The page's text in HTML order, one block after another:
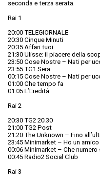
seconda e terza serata.
Rai 1
20:00 TELEGIORNALE
20:30 Cinque Minuti
20:35 Affari tuoi
21:30 Ulisse: il piacere della
23:50 Cose Nostre – Nati per
23:55 TG1 Sera
00:15 Cose Nostre – Nati per
01:00 Che tempo fa
01:05 L’Eredità
Rai 2
20:30 TG2 20.30
21:00 TG2 Post
21:20 The Unknown – Fino
23:45 Minimarket – Ho un amico
00:06 Minimarket – Che numero
00:45 Radio2 Social Club
Rai 3